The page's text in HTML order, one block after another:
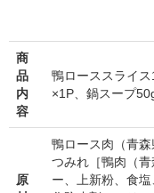
商
品
内
容
鴨ローススライ
×1P、鍋スープ
原
鴨ロース肉（青森
つみれ［鴨肉（
ー、上新粉、食